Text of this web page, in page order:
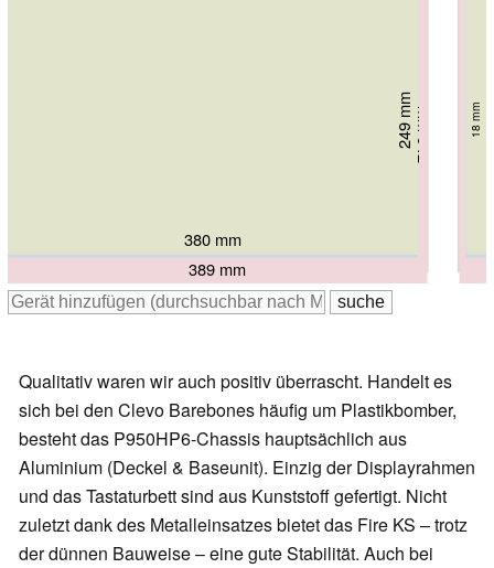
390 mm
266 mm 26.75 mm
389 mm
276 mm 25 mm
380 mm
252 mm 18.6 mm
380 mm
249 mm 18.6 mm
380 mm
249 mm 18 mm
Qualitativ waren wir auch positiv überrascht. Handelt es
sich bei den Clevo Barebones häufig um Plastikbomber,
besteht das P950HP6-Chassis hauptsächlich aus
Aluminium (Deckel & Baseunit). Einzig der Displayrahmen
und das Tastaturbett sind aus Kunststoff gefertigt. Nicht
zuletzt dank des Metalleinsatzes bietet das Fire KS – trotz
der dünnen Bauweise – eine gute Stabilität. Auch bei